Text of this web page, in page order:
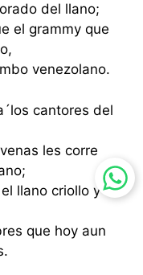
del llano;
el grammy que
venezolano.
cantores del
les corre
llano criollo y
que hoy aun